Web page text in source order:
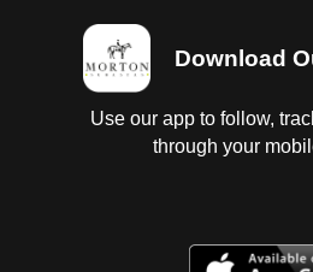
Download
Use our app to follow,
through your